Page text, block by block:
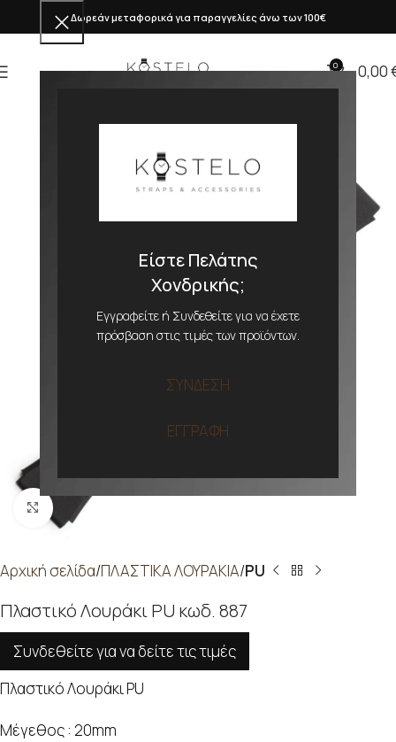
Είστε Πελάτης
Χονδρικής;
Εγγραφείτε ή Συνδεθείτε για να έχετε
πρόσβαση στις τιμές των προϊόντων.
ΣΥΝΔΕΣΗ
ΕΓΓΡΑΦΗ
Δωρεάν μεταφορικά για παραγγελίες άνω των 100€
0 0,00
Προβολή
Αρχική σελίδα ΠΛΑΣΤΙΚΑ ΛΟΥΡΑΚΙΑ PU
Πλαστικό Λουράκι PU κωδ. 887
Συνδεθείτε για να δείτε τις τιμές
Πλαστικό Λουράκι PU
Μέγεθος : 20mm